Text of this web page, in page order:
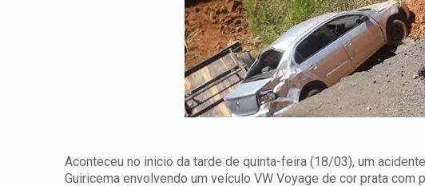
Aconteceu no inicio da tarde de quinta-feira (18/03), um
Guiricema envolvendo um veículo VW Voyage de cor prata